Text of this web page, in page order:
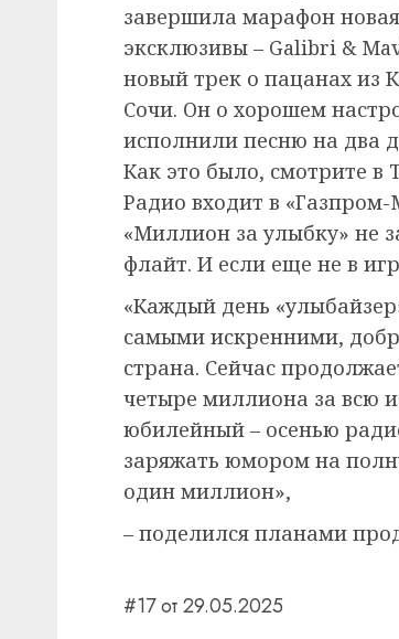
завершила марафон
эксклюзивы – Galibri &
новый трек о пацанах из
Сочи. Он о хорошем
исполнили песню на два
Как это было, смотрите в
Радио входит в
«Миллион за улыбку» не
флайт. И если еще не в
«Каждый день
самыми искренними,
страна. Сейчас
четыре миллиона за всю
юбилейный – осенью
заряжать юмором на
один миллион»,
– поделился планами
#17 от 29.05.2025